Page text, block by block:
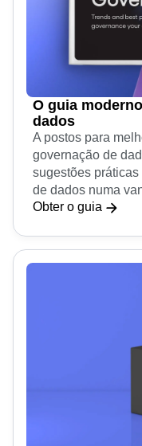
O guia
dados
A postos para
governação de
sugestões
de dados numa
Obter o guia